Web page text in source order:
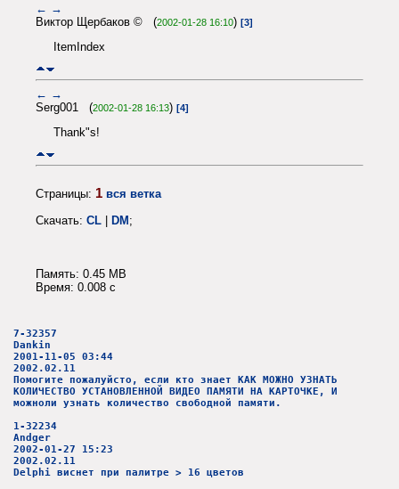
← →
Виктор Щербаков © (2002-01-28 16:10) [3]
ItemIndex
← →
Serg001 (2002-01-28 16:13) [4]
Thank"s!
Страницы: 1 вся ветка
Скачать: CL | DM;
Память: 0.45 MB
Время: 0.008 c
7-32357
Dankin
2001-11-05 03:44
2002.02.11
Помогите пожалуйсто, если кто знает КАК МОЖНО УЗНАТЬ
КОЛИЧЕСТВО УСТАНОВЛЕННОЙ ВИДЕО ПАМЯТИ НА КАРТОЧКЕ, И
можноли узнать количество свободной памяти.
1-32234
Andger
2002-01-27 15:23
2002.02.11
Delphi виснет при палитре > 16 цветов